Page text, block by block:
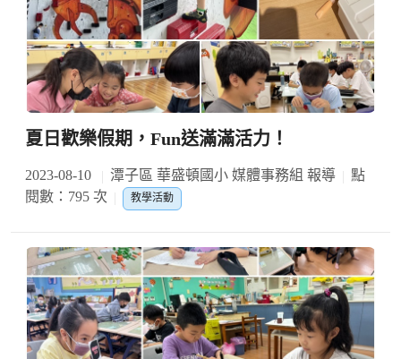
夏日歡樂假期，Fun送滿滿活力！
2023-08-10 潭子區 華盛頓國小 媒體事務組 報導
點
閱數：795 次
教學活動